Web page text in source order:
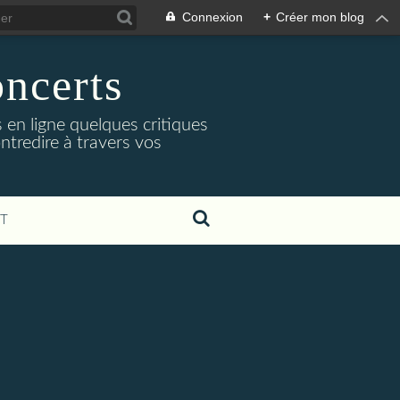
Connexion + Créer mon blog
ligne quelques critiques
à travers vos